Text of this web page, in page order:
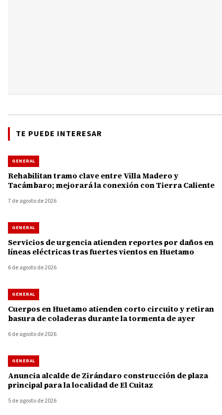
TE PUEDE INTERESAR
GENERAL
Rehabilitan tramo clave entre Villa Madero y
Tacámbaro; mejorará la conexión con Tierra Caliente
7 de agosto de 2026
GENERAL
Servicios de urgencia atienden reportes por daños en
líneas eléctricas tras fuertes vientos en Huetamo
6 de agosto de 2026
GENERAL
Cuerpos en Huetamo atienden corto circuito y retiran
basura de coladeras durante la tormenta de ayer
6 de agosto de 2026
GENERAL
Anuncia alcalde de Zirándaro construcción de plaza
principal para la localidad de El Cuitaz
5 de agosto de 2026